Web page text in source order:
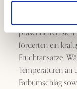
In Castiglioni
präsentierten
förderten ein
Fruchtansätze.
Temperaturen an
Farbumschlag